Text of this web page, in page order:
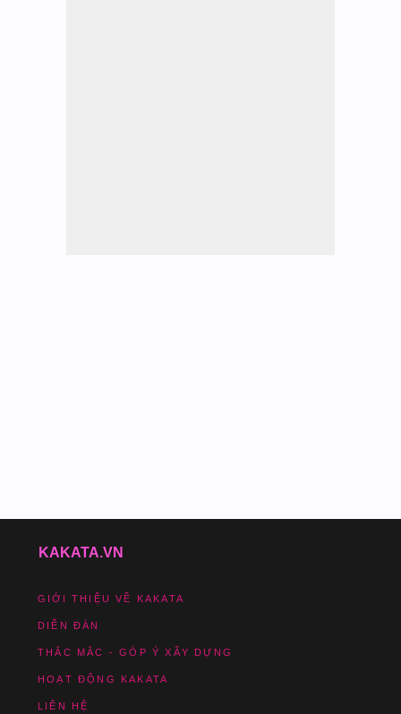
KAKATA.VN
GIỚI THIỆU VỀ KAKATA
DIỄN ĐÀN
THẮC MẮC - GÓP Ý XÂY DỰNG
HOẠT ĐỘNG KAKATA
LIÊN HỆ